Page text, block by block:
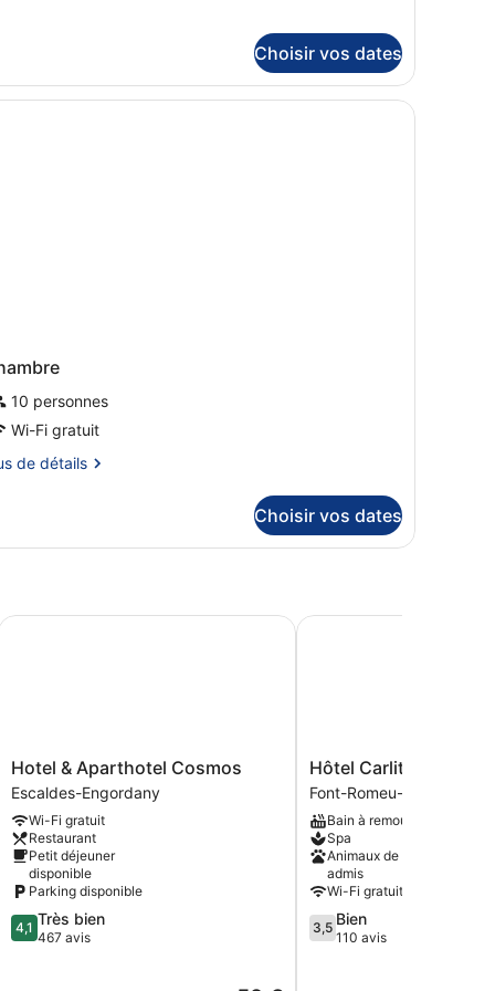
Choisir vos dates
10 personnes
Wi-Fi gratuit
de détails
Choisir vos dates
Hotel
&
Aparthotel
Cosmos
Escaldes-
Engordany
Hotel & Aparthotel Cosmos
Escaldes-Engordany
Wi-Fi gratuit
Restaurant
Petit déjeuner
disponible
Parking disponible
4.1
sur
4,1 Très bien
467 avis
Hotel & Aparthotel Cosmos
Hôtel
Carlit
Font-
Romeu-
Odeillo-
Via
Hôtel Carlit
Font-Romeu-Odeillo-Via
Bain à remous
Spa
Animaux de compagnie
admis
Wi-Fi gratuit
3.5
sur
3,5 Bien
110 avis
Hôtel Carlit